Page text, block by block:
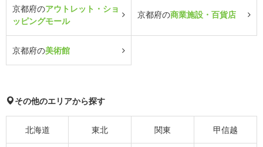
京都府のアウトレット・ショ
ッピングモール
京都府の商業施設・百貨店
京都府の美術館
その他のエリアから探す
北海道 東北 関東 甲信越